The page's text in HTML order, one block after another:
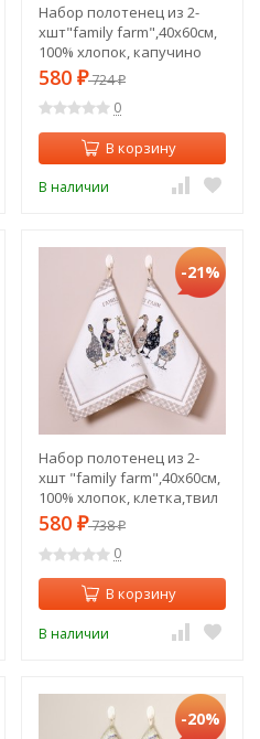
Набор полотенец из 2-
хшт"family farm",40х60см,
100% хлопок, капучино
Lefard (850-749-61)
580 ₽724₽
0
В корзину
В наличии
-21%
Набор полотенец из 2-
хшт "family farm",40х60см,
100% хлопок, клетка,твил
Lefard (850-748-61)
580 ₽738₽
0
В корзину
В наличии
-20%